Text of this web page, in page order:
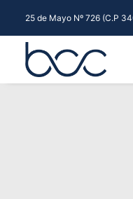
25 de Mayo Nº 726 (C.P